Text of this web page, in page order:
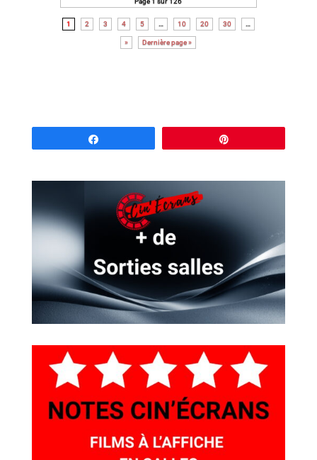
1 2 3 4 5 … 10 20 30 …
» Dernière page »